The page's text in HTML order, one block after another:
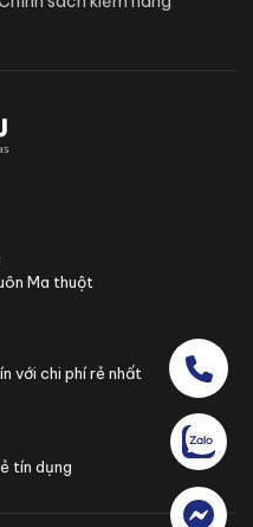
Ma thuột
với chi phí rẻ nhất
tín dụng